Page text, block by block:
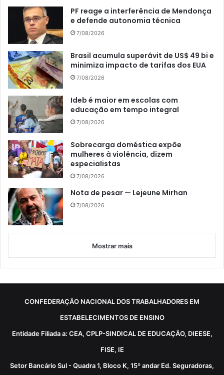
PF reage a interferência de Mendonça
e defende autonomia técnica
7/08/2026
Brasil acumula superávit de US$ 49 bi e
minimiza impacto de tarifas dos EUA
7/08/2026
Ideb é maior em escolas com
educação em tempo integral
7/08/2026
Sobrecarga doméstica expõe
mulheres à violência, dizem
especialistas
7/08/2026
Nota de pesar — Lejeune Mirhan
7/08/2026
Mostrar mais
CONFEDERAÇÃO NACIONAL DOS TRABALHADORES EM
ESTABELECIMENTOS DE ENSINO
Entidade Filiada a: CEA, CPLP-SINDICAL DE EDUCAÇÃO, DIEESE,
FISE, IE
Setor Bancário Sul - Quadra 1, Bloco K, 15º andar Ed. Seguradoras,